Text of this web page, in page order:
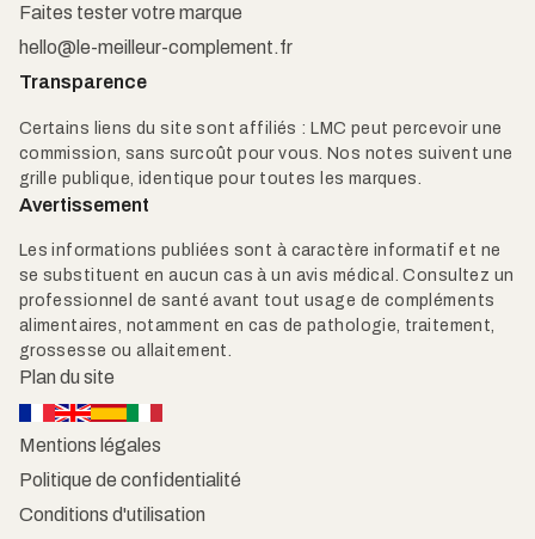
Faites tester votre marque
hello@le-meilleur-complement.fr
Transparence
Certains liens du site sont affiliés : LMC peut percevoir une
commission, sans surcoût pour vous. Nos notes suivent une
grille publique, identique pour toutes les marques.
Avertissement
Les informations publiées sont à caractère informatif et ne
se substituent en aucun cas à un avis médical. Consultez un
professionnel de santé avant tout usage de compléments
alimentaires, notamment en cas de pathologie, traitement,
grossesse ou allaitement.
Plan du site
Mentions légales
Politique de confidentialité
Conditions d'utilisation